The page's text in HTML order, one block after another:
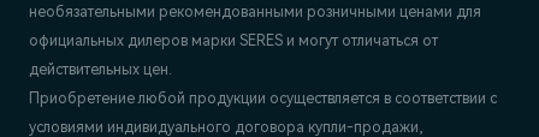
необязательными рекомендованными розничными ценами для
официальных дилеров марки SERES и могут отличаться от
действительных цен.
Приобретение любой продукции осуществляется в соответствии с
условиями индивидуального договора купли-продажи,